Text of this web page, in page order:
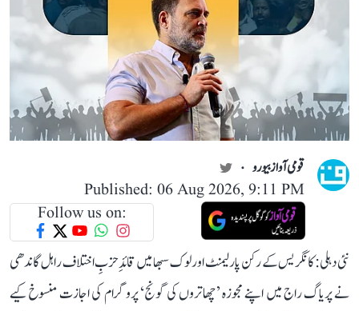
قومی آواز بیورو
Published: 06 Aug 2026, 9:11 PM
Follow us on:
نئی دہلی: کانگریس کے رکن پارلیمنٹ اور لوک سبھا میں قائدِ حزبِ اختلاف راہل گاندھی
نے پریاگ راج میں اپنے مجوزہ ’چھاتروں کی گونج‘ پروگرام کی اجازت منسوخ کیے